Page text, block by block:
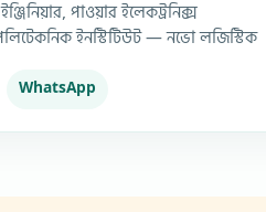
পাওয়ার ইলেকট্রনিক্স
পলিটেকনিক ইনস্টিটিউট — নভো লজিস্টিক
WhatsApp